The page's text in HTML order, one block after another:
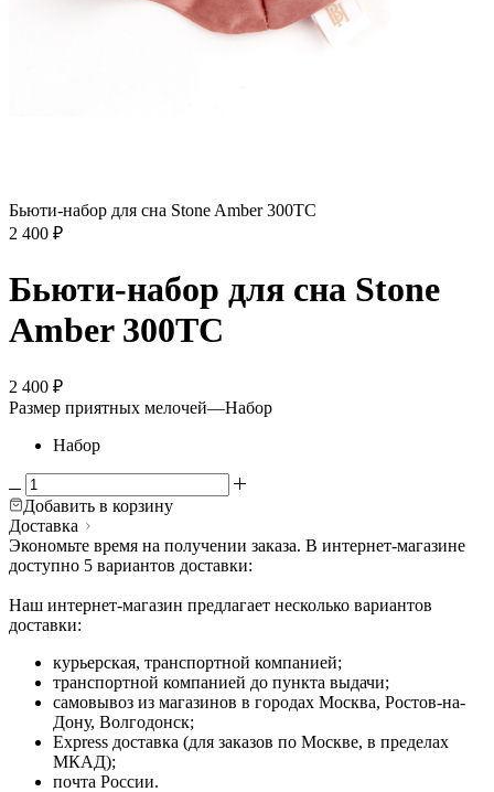
Бьюти-набор для сна Stone Amber 300ТС
2 400 ₽
Бьюти-набор для сна Stone
Amber 300ТС
2 400 ₽
Размер приятных мелочей—Набор
Набор
Добавить в корзину
Доставка
Экономьте время на получении заказа. В интернет-магазине
доступно 5 вариантов доставки:
Наш интернет-магазин предлагает несколько вариантов
доставки:
курьерская, транспортной компанией;
транспортной компанией до пункта выдачи;
самовывоз из магазинов в городах Москва, Ростов-на-
Дону, Волгодонск;
Express доставка (для заказов по Москве, в пределах
МКАД);
почта России.